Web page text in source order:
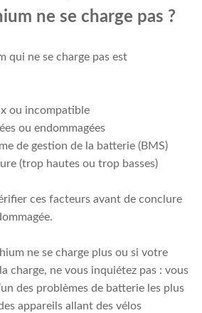
ne se charge pas ?
qui ne se charge pas est
ou incompatible
ou endommagées
de gestion de la batterie (BMS)
(trop hautes ou trop basses)
ces facteurs avant de conclure
ne se charge plus ou si votre
charge, ne vous inquiétez pas : vous
des problèmes de batterie les plus
appareils allant des vélos